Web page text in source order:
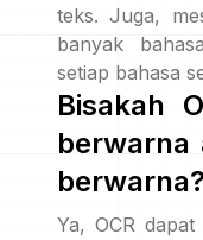
teks. Juga,
banyak
setiap bahasa
Bisakah
berwarna
berwarna?
Ya, OCR